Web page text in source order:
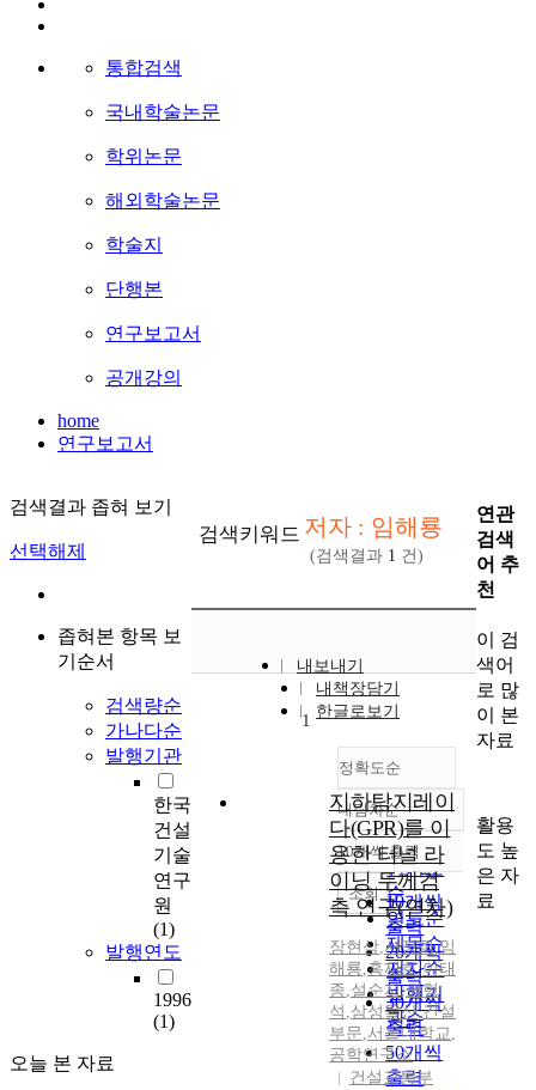
통합검색
국내학술논문
학위논문
해외학술논문
학술지
단행본
연구보고서
공개강의
home
연구보고서
검색결과 좁혀 보기
선택해제
좁혀본 항목 보
기순서
검색량순
가나다순
발행기관
한국
건설
기술
연구
원
(1)
발행연도
1996
(1)
오늘 본 자료
검색키워드 저자 : 임해룡
(검색결과 1 건)
내보내기
내책장담기
한글로보기
정확도순
정확도
순
인기도
순
연도순
제목순
저자순
발행기
관순
내림차순
내림차순
10개씩 출력
10개씩
출력
20개씩
출력
30개씩
출력
50개씩
출력
조회
1
지하탐지레이
다(GPR)를 이
용한 터널 라
이닝 두께검
측 연구(연차)
장현삼,서정희,임
해룡,홍재호,이태
종,설순지,권형
석 ,삼성물산,건설
부문,서울대학교,
공학연구소
건설교통부
연관
검색
어 추
천
이 검
색어
로 많
이 본
자료
활용
도 높
은 자
료